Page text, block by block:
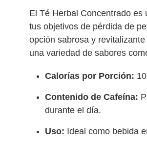
El Té Herbal Concentrado es
tus objetivos de pérdida de
opción sabrosa y
una variedad de sabores
Calorías por Porción:
Contenido de Cafeína:
durante el día.
Uso: Ideal como bebida